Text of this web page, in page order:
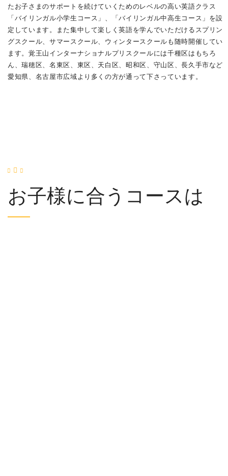
たお子さまのサポートを続けていくためのレベルの高い英語クラス
「バイリンガル小学生コース」、「バイリンガル中高生コース」を設
定しています。また集中して楽しく英語を学んでいただけるスプリン
グスクール、サマースクール、ウィンタースクールも随時開催してい
ます。覚王山インターナショナルプリスクールには千種区はもちろ
ん、瑞穂区、名東区、東区、天白区、昭和区、守山区、長久手市など
愛知県、名古屋市広域より多くの方が通って下さっています。
お子様に合うコースは